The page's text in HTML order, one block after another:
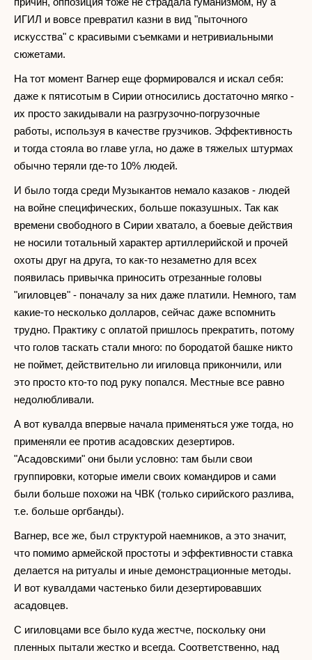
ИГИЛ и вовсе превратил казни в вид "пыточного
искусства" с красивыми съемками и нетривиальными
сюжетами.
На тот момент Вагнер еще формировался и искал себя:
даже к пятисотым в Сирии относились достаточно мягко -
их просто закидывали на разгрузочно-погрузочные
работы, используя в качестве грузчиков. Эффективность
и тогда стояла во главе угла, но даже в тяжелых штурмах
обычно теряли где-то 10% людей.
И было тогда среди Музыкантов немало казаков - людей
на войне специфических, больше показушных. Так как
времени свободного в Сирии хватало, а боевые действия
не носили тотальный характер артиллерийской и прочей
охоты друг на друга, то как-то незаметно для всех
появилась привычка приносить отрезанные головы
"игиловцев" - поначалу за них даже платили. Немного, там
какие-то несколько долларов, сейчас даже вспомнить
трудно. Практику с оплатой пришлось прекратить, потому
что голов таскать стали много: по бородатой башке никто
не поймет, действительно ли игиловца прикончили, или
это просто кто-то под руку попался. Местные все равно
недолюбливали.
А вот кувалда впервые начала применяться уже тогда, но
применяли ее против асадовских дезертиров.
"Асадовскими" они были условно: там были свои
группировки, которые имели своих командиров и сами
были больше похожи на ЧВК (только сирийского разлива,
т.е. больше оргбанды).
Вагнер, все же, был структурой наемников, а это значит,
что помимо армейской простоты и эффективности ставка
делается на ритуалы и иные демонстрационные методы.
И вот кувалдами частенько били дезертировавших
асадовцев.
С игиловцами все было куда жестче, поскольку они
пленных пытали жестко и всегда. Соответственно, над